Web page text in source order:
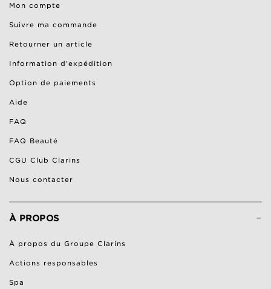
Mon compte
Suivre ma commande
Retourner un article
Information d'expédition
Option de paiements
Aide
FAQ
FAQ Beauté
CGU Club Clarins
Nous contacter
-
À PROPOS
À propos du Groupe Clarins
Actions responsables
Spa